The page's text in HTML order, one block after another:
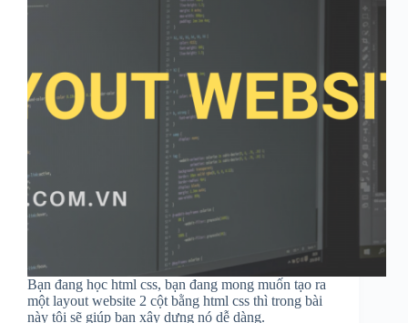
Bạn đang học html css, bạn đang mong muốn tạo ra
một layout website 2 cột bằng html css thì trong bài
này tôi sẽ giúp bạn xây dựng nó dễ dàng.